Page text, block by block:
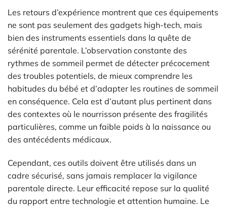
Les retours d’expérience montrent que ces équipements
ne sont pas seulement des gadgets high-tech, mais
bien des instruments essentiels dans la quête de
sérénité parentale. L’observation constante des
rythmes de sommeil permet de détecter précocement
des troubles potentiels, de mieux comprendre les
habitudes du bébé et d’adapter les routines de sommeil
en conséquence. Cela est d’autant plus pertinent dans
des contextes où le nourrisson présente des fragilités
particulières, comme un faible poids à la naissance ou
des antécédents médicaux.
Cependant, ces outils doivent être utilisés dans un
cadre sécurisé, sans jamais remplacer la vigilance
parentale directe. Leur efficacité repose sur la qualité
du rapport entre technologie et attention humaine. Le